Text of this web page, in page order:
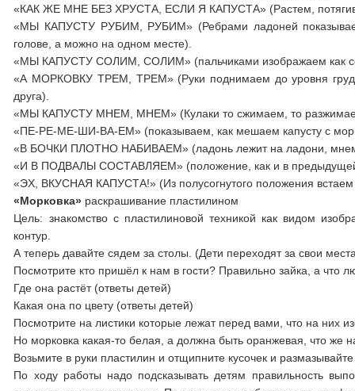
«КАК ЖЕ МНЕ БЕЗ ХРУСТА, ЕСЛИ Я КАПУСТА» (Растем,
«МЫ КАПУСТУ РУБИМ, РУБИМ» (Ребрами ладоней
голове, а можно на одном месте).
«МЫ КАПУСТУ СОЛИМ, СОЛИМ» (пальчиками изображаем как
«А МОРКОВКУ ТРЕМ, ТРЕМ» (Руки поднимаем до уровня
друга).
«МЫ КАПУСТУ МНЕМ, МНЕМ» (Кулаки то сжимаем, то
«ПЕ-РЕ-МЕ-ШИ-ВА-ЕМ» (показываем, как мешаем капусту с
«В БОЧКИ ПЛОТНО НАБИВАЕМ» (ладонь лежит на ладони, мнем
«И В ПОДВАЛЫ СОСТАВЛЯЕМ» (положение, как и в предыдущей
«ЭХ, ВКУСНАЯ КАПУСТА!» (Из полусогнутого положения встаем
«Морковка» раскрашивание пластилином
Цель: знакомство с пластилиновой техникой как видом
контур.
А теперь давайте сядем за столы. (Дети переходят за свои
Посмотрите кто пришёл к нам в гости? Правильно зайка, а что
Где она растёт (ответы детей)
Какая она по цвету (ответы детей)
Посмотрите на листики которые лежат перед вами, что на них
Но морковка какая-то белая, а должна быть оранжевая, что же
Возьмите в руки пластилин и отщипните кусочек и
По ходу работы надо подсказывать детям правильность